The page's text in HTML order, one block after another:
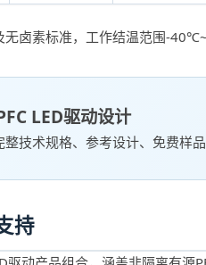
无卤素标准，工作结温范围-
LED驱动设计
整技术规格、参考设计、免费样
持